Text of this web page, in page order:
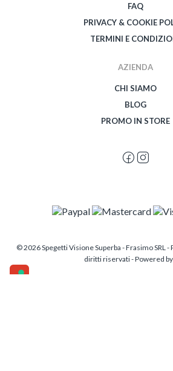
FAQ
PRIVACY & COOKIE
TERMINI E
AZIENDA
CHI SIAMO
BLOG
PROMO IN STORE
© 2026 Spegetti Visione Superba - Frasimo SRL -
diritti riservati - Powered by